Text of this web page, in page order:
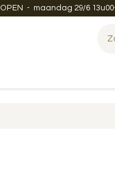
OPEN - maandag 29/6